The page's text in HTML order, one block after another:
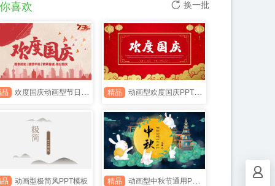
喜欢 换一批
欢度国庆动画型节日PPT 精品 动画型欢度国庆PPT模板
动画型极简风PPT模板 精品 动画型中秋节通用PPT模板